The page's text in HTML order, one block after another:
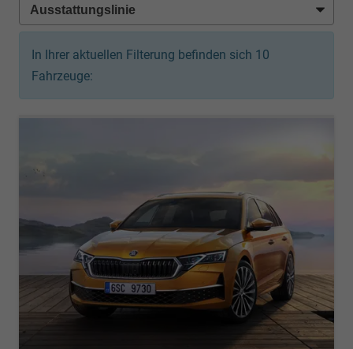
In Ihrer aktuellen Filterung befinden sich 10
Fahrzeuge: